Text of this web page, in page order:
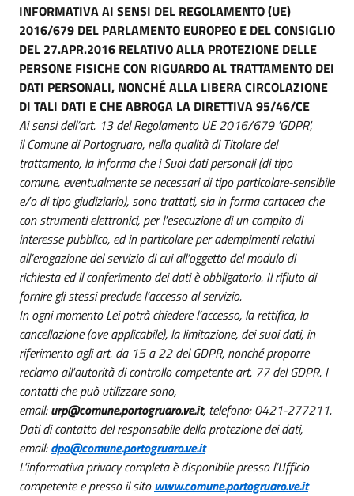
INFORMATIVA AI SENSI DEL REGOLAMENTO (UE)
2016/679 DEL PARLAMENTO EUROPEO E DEL CONSIGLIO
DEL 27.APR.2016 RELATIVO ALLA PROTEZIONE DELLE
PERSONE FISICHE CON RIGUARDO AL TRATTAMENTO DEI
DATI PERSONALI, NONCHÉ ALLA LIBERA CIRCOLAZIONE
DI TALI DATI E CHE ABROGA LA DIRETTIVA 95/46/CE
Ai sensi dell’art. 13 del Regolamento UE 2016/679 'GDPR',
il Comune di Portogruaro, nella qualità di Titolare del
trattamento, la informa che i Suoi dati personali (di tipo
comune, eventualmente se necessari di tipo particolare-sensibile
e/o di tipo giudiziario), sono trattati, sia in forma cartacea che
con strumenti elettronici, per l'esecuzione di un compito di
interesse pubblico, ed in particolare per adempimenti relativi
all’erogazione del servizio di cui all’oggetto del modulo di
richiesta ed il conferimento dei dati è obbligatorio. Il rifiuto di
fornire gli stessi preclude l’accesso al servizio.
In ogni momento Lei potrà chiedere l’accesso, la rettifica, la
cancellazione (ove applicabile), la limitazione, dei suoi dati, in
riferimento agli art. da 15 a 22 del GDPR, nonché proporre
reclamo all'autorità di controllo competente art. 77 del GDPR. I
contatti che può utilizzare sono,
email:urp@comune.portogruaro.ve.it, telefono: 0421-277211.
Dati di contatto del responsabile della protezione dei dati,
email:dpo@comune.portogruaro.ve.it
L'informativa privacy completa è disponibile presso l’Ufficio
competente e presso il sitowww.comune.portogruaro.ve.it